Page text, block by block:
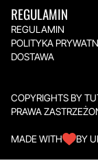
REGULAMIN
REGULAMIN
POLITYKA
DOSTAWA
COPYRIGHTS BY
PRAWA
MADE WITH BY